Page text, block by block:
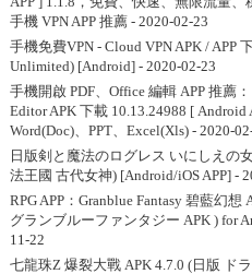
手機 VPN APP 推薦- 2020-02-23
手機免費VPN - Cloud VPN APK / APP
Unlimited) [Android]- 2020-02-23
手機開啟 PDF、Office 編輯 APP 推薦
Editor APK 下載 10.13.24988 [ Android
Word(Doc)、PPT、Excel(Xls)- 2020-
日版剣と魔法のログレス いにしえの
法王國 古代女神) [Android/iOS APP]-
RPG APP：Granblue Fantasy 碧藍幻想
グランブルーファンタジー APK ) for
11-22
七龍珠Z 爆裂大戰 APK 4.7.0 (日版 ド